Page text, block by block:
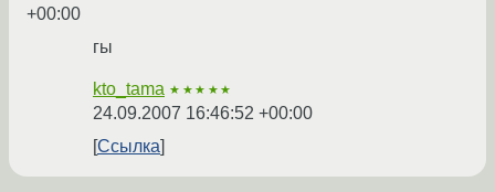
+00:00
гы
kto_tama ★★★★★
24.09.2007 16:46:52 +00:00
Ссылка